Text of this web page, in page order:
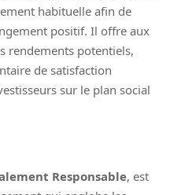
habituelle afin de
positif. Il offre aux
rendements potentiels,
de satisfaction
sur le plan social
Responsable, est